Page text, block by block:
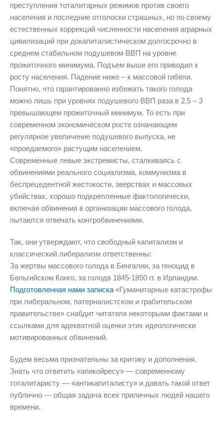
преступления тоталитарных режимов против своего
населения и последние отголоски страшных, но по своему
естественных коррекций численности населения аграрных
цивилизаций при докапиталистическом долгосрочно в
среднем стабильном подушевом ВВП на уровне
прожиточного минимума. Подъем выше его приводил к
росту населения. Падение ниже – к массовой гибели.
Понятно, что гарантированно избежать такого голода
можно лишь при уровнях подушевого ВВП раза в 2.5 – 3
превышающем прожиточный минимум. То есть при
современном экономическом росте означающем
регулярное увеличение подушевого выпуска, не
«проедаемого» растущим населением.
Современные левые экстремисты, сталкиваясь с
обвинениями реального социализма, коммунизма в
беспрецедентной жестокости, зверствах и массовых
убийствах, хорошо подкрепленные фактологически,
включая обвинения в организации массового голода,
пытаются отвечать контробвинениями.
Так, они утверждают, что свободный капитализм и
классический либерализм ответственны:
За жертвы массового голода в Бенгалии, за геноцид в
Бельгийском Конго, за голодв 1845-1850 гг. в Ирландии.
Подготовленная нами записка «Гуманитарные катастрофы
при либеральном, патерналистском и грабительском
правительстве» снабдит читателя некоторыми фактами и
ссылками для адекватной оценки этих идеологически
мотивированных обвинений.
Будем весьма признательны за критику и дополнения.
Знать что ответить «апикойресу» — современному
тоталитаристу — «антикапиталисту» и давать такой ответ
публично — общая задача всех приличных людей нашего
времени.